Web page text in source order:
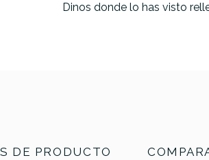
Dinos donde lo has visto
DE PRODUCTO